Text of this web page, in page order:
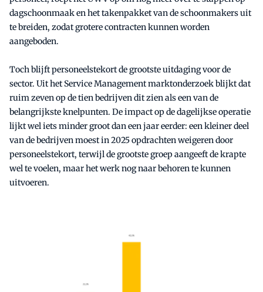
dagschoonmaak en het takenpakket van de schoonmakers uit
te breiden, zodat grotere contracten kunnen worden
aangeboden.
Toch blijft personeelstekort de grootste uitdaging voor de
sector. Uit het Service Management marktonderzoek blijkt dat
ruim zeven op de tien bedrijven dit zien als een van de
belangrijkste knelpunten. De impact op de dagelijkse operatie
lijkt wel iets minder groot dan een jaar eerder: een kleiner deel
van de bedrijven moest in 2025 opdrachten weigeren door
personeelstekort, terwijl de grootste groep aangeeft de krapte
wel te voelen, maar het werk nog naar behoren te kunnen
uitvoeren.